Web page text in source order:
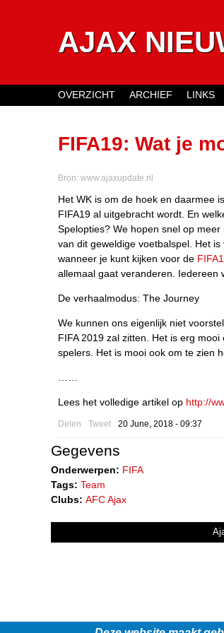
AJAX
FIFA19: Wat je
Bron: www.ajaxupdate.nl
Het WK is om de hoek en daarmee
FIFA19 al uitgebracht wordt. En
Spelopties? We hopen snel op
van dit geweldige voetbalspel. Het
wanneer je kunt kijken voor de
allemaal gaat veranderen. Iedereen
De verhaalmodus: The Journey
We kunnen ons eigenlijk niet
FIFA 2019 zal zitten. Het is erg
spelers. Het is mooi ook om te zien
Lees het volledige artikel op http://
Delen Tweet 20 June, 2018 - 09:37
Gegevens
Onderwerpen: FIFA
Tags: Team
Clubs: AFC Ajax
OVERZICHT ARCHIEF LINKS